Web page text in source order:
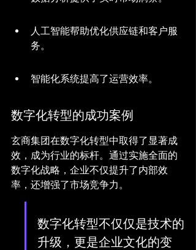
人工智能帮助优化供应链和客户服
务。
智能化系统提高了运营效率。
数字化转型的成功案例
玄商集团在数字化转型中取得了显著成
效，成为行业的标杆。通过实施全面的
数字化战略，企业不仅提升了内部效
率，还增强了市场竞争力。
数字化转型不仅仅是技术的
升级，更是企业文化的变